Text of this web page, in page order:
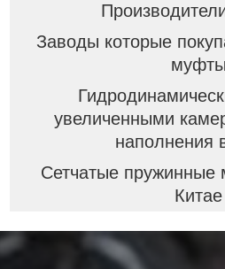
Заводы которые
муфты
увеличенными
наполнения
Сетчатые
Китае